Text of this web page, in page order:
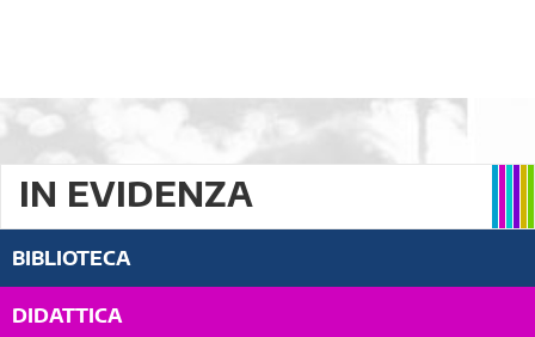
IN EVIDENZA
BIBLIOTECA
DIDATTICA